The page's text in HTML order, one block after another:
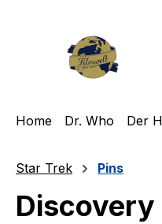
Home Dr. Who Der
Star Trek Pins
Discovery